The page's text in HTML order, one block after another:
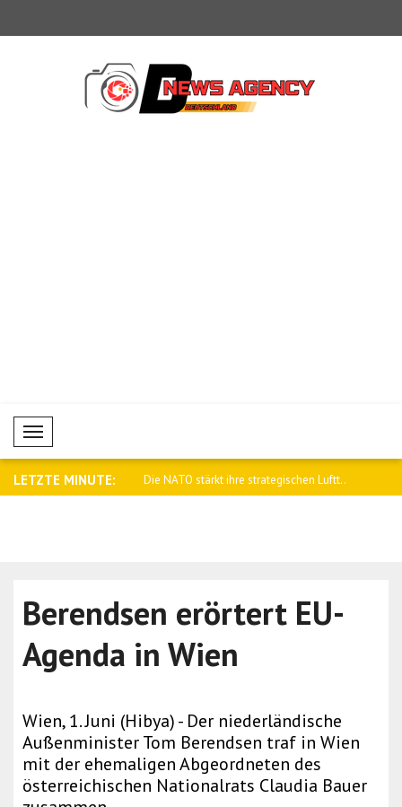
Mobil Menü
LETZTE MINUTE:
ihre strategischen Luftt.. Selenskyj: Die ballistischen Fähigkeiten..
Berendsen erörtert EU-
Agenda in Wien
Wien, 1. Juni (Hibya) - Der niederländische
Außenminister Tom Berendsen traf in Wien
mit der ehemaligen Abgeordneten des
österreichischen Nationalrats Claudia Bauer